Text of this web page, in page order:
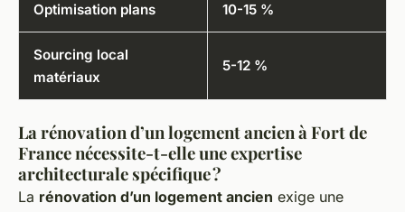
Optimisation plans 10-15 %
Sourcing local
matériaux
5-12 %
La rénovation d’un logement ancien à Fort de
France nécessite-t-elle une expertise
architecturale spécifique ?
La rénovation d’un logement ancien exige une